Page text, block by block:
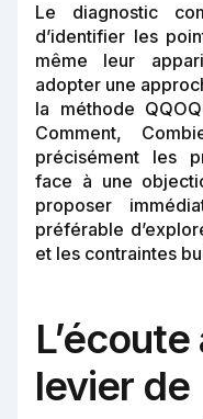
Le diagnostic
d’identifier les
même leur
adopter une
la méthode
Comment,
précisément les
face à une
proposer
préférable
et les contraintes
levier de